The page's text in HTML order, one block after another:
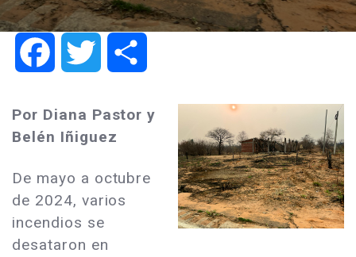
FacebookTwitter
Por Diana Pastor y
Belén Iñiguez
De mayo a octubre
de 2024, varios
incendios se
desataron en